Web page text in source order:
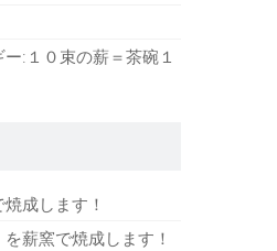
:１０束の薪＝茶碗１
成します！
薪窯で焼成します！